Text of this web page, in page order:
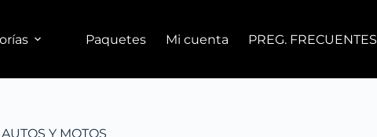
Paquetes Mi cuenta PREG. FRECUENTES
Y MOTOS